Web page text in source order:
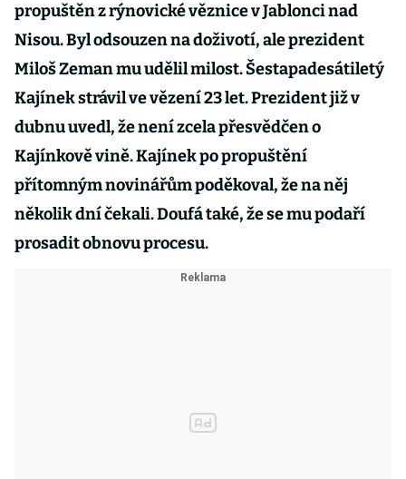
propuštěn z rýnovické věznice v Jablonci nad
Nisou. Byl odsouzen na doživotí, ale prezident
Miloš Zeman mu udělil milost. Šestapadesátiletý
Kajínek strávil ve vězení 23 let. Prezident již v
dubnu uvedl, že není zcela přesvědčen o
Kajínkově vině. Kajínek po propuštění
přítomným novinářům poděkoval, že na něj
několik dní čekali. Doufá také, že se mu podaří
prosadit obnovu procesu.